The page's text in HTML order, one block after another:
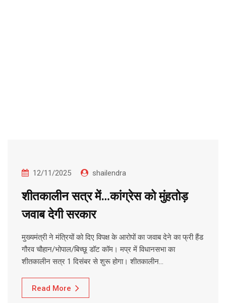
12/11/2025 shailendra
शीतकालीन सत्र में…कांग्रेस को मुंहतोड़
जवाब देगी सरकार
मुख्यमंत्री ने मंत्रियों को दिए विपक्ष के आरोपों का जवाब देने का फ्री हैंड
गौरव चौहान/भोपाल/बिच्छू डॉट कॉम। मप्र में विधानसभा का
शीतकालीन सत्र 1 दिसंबर से शुरू होगा। शीतकालीन…
Read More